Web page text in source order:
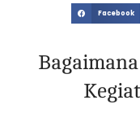
Facebook